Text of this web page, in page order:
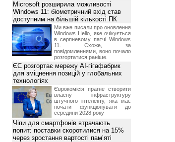
Microsoft розширила можливості
Windows 11: біометричний вхід став
доступним на більшій кількості ПК
Ми вже писали про оновлення
Windows Hello, яке очікується
в серпневому патчі Windows
11. Схоже, за
повідомленнями, воно почало
розгортатися раніше.
ЄС розгортає мережу AI-гігафабрик
для зміцнення позицій у глобальних
технологіях
Єврокомісія прагне створити
власну інфраструктуру
штучного інтелекту, яка має
почати функціонувати до
середини 2028 року
Чіпи для смартфонів втрачають
попит: поставки скоротилися на 15%
через зростання вартості пам’яті